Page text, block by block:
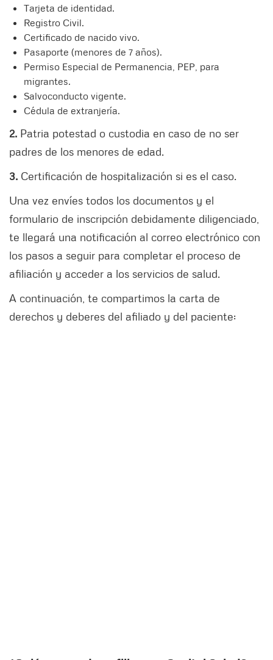
Tarjeta de identidad.
Registro Civil.
Certificado de nacido vivo.
Pasaporte (menores de 7 años).
Permiso Especial de Permanencia, PEP, para
migrantes.
Salvoconducto vigente.
Cédula de extranjería.
2. Patria potestad o custodia en caso de no ser
padres de los menores de edad.
3. Certificación de hospitalización si es el caso.
Una vez envíes todos los documentos y el
formulario de inscripción debidamente diligenciado,
te llegará una notificación al correo electrónico con
los pasos a seguir para completar el proceso de
afiliación y acceder a los servicios de salud.
A continuación, te compartimos la carta de
derechos y deberes del afiliado y del paciente: